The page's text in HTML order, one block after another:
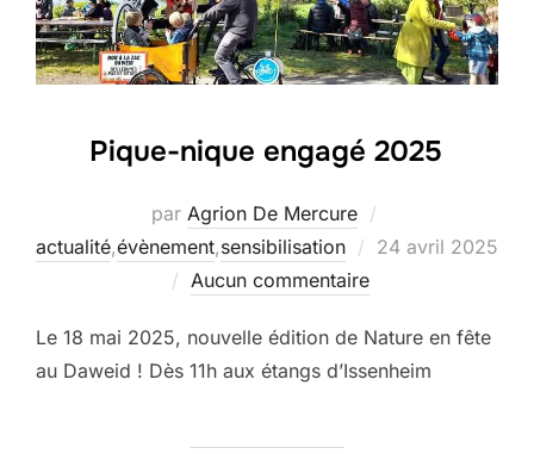
Pique-nique engagé 2025
par Agrion De Mercure
actualité,évènement,sensibilisation
Publié
24 avril 2025
Aucun commentaire
Le 18 mai 2025, nouvelle édition de Nature en fête
au Daweid ! Dès 11h aux étangs d’Issenheim